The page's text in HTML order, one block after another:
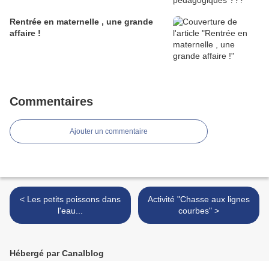
Rentrée en maternelle , une grande
affaire !
Commentaires
Ajouter un commentaire
< Les petits poissons dans
l'eau...
Activité "Chasse aux lignes
courbes" >
Hébergé par Canalblog